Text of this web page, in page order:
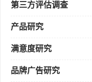
第三方评估调查
产品研究
满意度研究
品牌广告研究